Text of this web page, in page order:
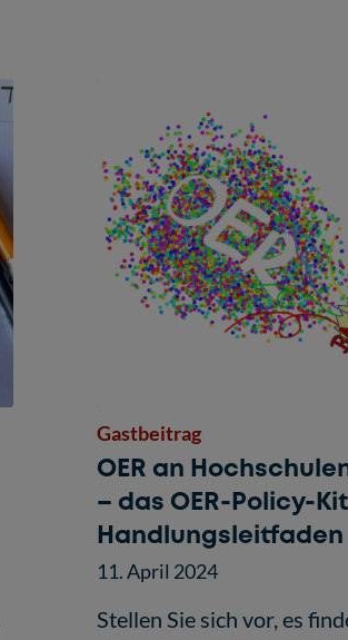
Gastbeitrag
OER an
– das OER-Policy-
Handlungsleitfaden
11. April 2024
Stellen Sie sich vor, es